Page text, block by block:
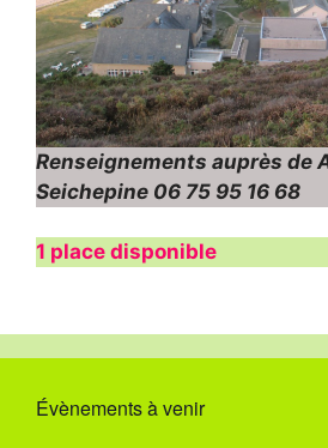
Renseignements auprès de
Seichepine 06 75 95 16 68
1 place disponible
Évènements à venir